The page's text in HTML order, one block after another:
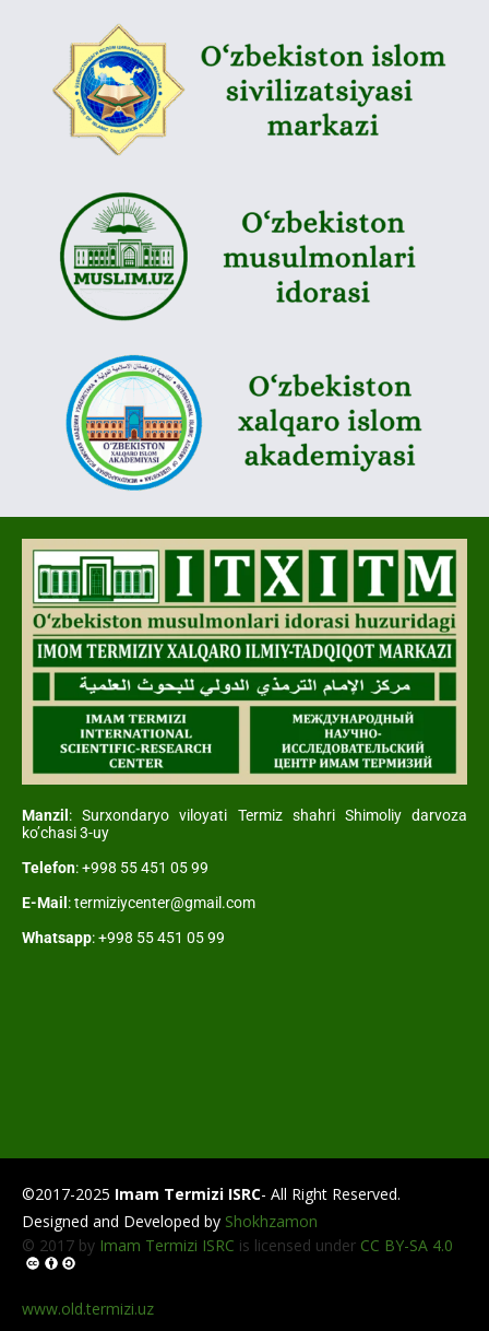
Manzil: Surxondaryo viloyati Termiz shahri Shimoliy darvoza
ko’chasi 3-uy
Telefon: +998 55 451 05 99
E-Mail: termiziycenter@gmail.com
Whatsapp: +998 55 451 05 99
©2017-2025 Imam Termizi ISRC- All Right Reserved.
Designed and Developed by Shokhzamon
© 2017 by Imam Termizi ISRC is licensed under CC BY-SA 4.0
www.old.termizi.uz